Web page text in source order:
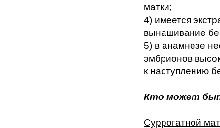
матки;
4) имеется
вынашивание
5) в анамнезе
эмбрионов
к наступлению
Кто может
Суррогатной